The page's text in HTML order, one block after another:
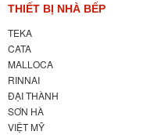
THIẾT BỊ NHÀ BẾP
TEKA
CATA
MALLOCA
RINNAI
ĐẠI THÀNH
SƠN HÀ
VIỆT MỸ